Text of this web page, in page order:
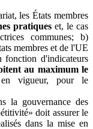
les États membres
pratiques et, le cas
communes; b)
membres et de l'UE
fonction d'indicateurs
au maximum le
vigueur, pour le
la gouvernance des
doit assurer le
dans la mise en